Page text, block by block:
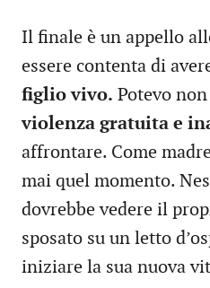
Il finale è un appello
essere contenta di
figlio vivo. Potevo
violenza gratuita e
affrontare. Come
mai quel momento.
dovrebbe vedere il
sposato su un letto
iniziare la sua nuova